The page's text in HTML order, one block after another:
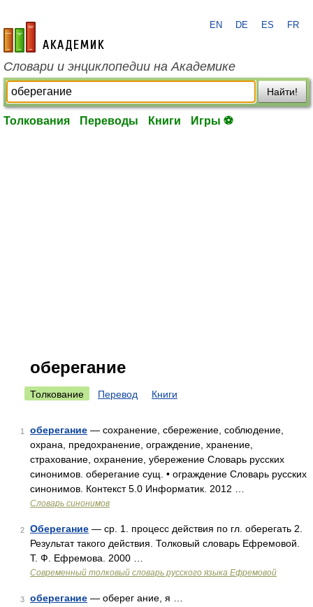
academic.ru
EN DE ES FR
Словари и энциклопедии на Академике
Найти!
Толкования Переводы Книги Игры ⚽
оберегание
Толкование Перевод Книги
1 оберегание — сохранение, сбережение, соблюдение,
охрана, предохранение, ограждение, хранение,
страхование, охранение, убережение Словарь русских
синонимов. оберегание сущ. • ограждение Словарь русских
синонимов. Контекст 5.0 Информатик. 2012 …
Словарь синонимов
2 Оберегание — ср. 1. процесс действия по гл. оберегать 2.
Результат такого действия. Толковый словарь Ефремовой.
Т. Ф. Ефремова. 2000 …
Современный толковый словарь русского языка Ефремовой
3 оберегание — оберег ание, я …